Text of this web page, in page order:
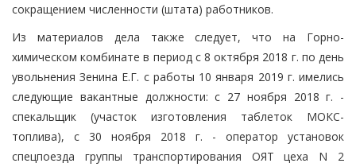
сокращением численности (штата) работников.
Из материалов дела также следует, что на Горно-
химическом комбинате в период с 8 октября 2018 г. по день
увольнения Зенина Е.Г. с работы 10 января 2019 г. имелись
следующие вакантные должности: с 27 ноября 2018 г. -
спекальщик (участок изготовления таблеток МОКС-
топлива), с 30 ноября 2018 г. - оператор установок
спецпоезда группы транспортирования ОЯТ цеха N 2